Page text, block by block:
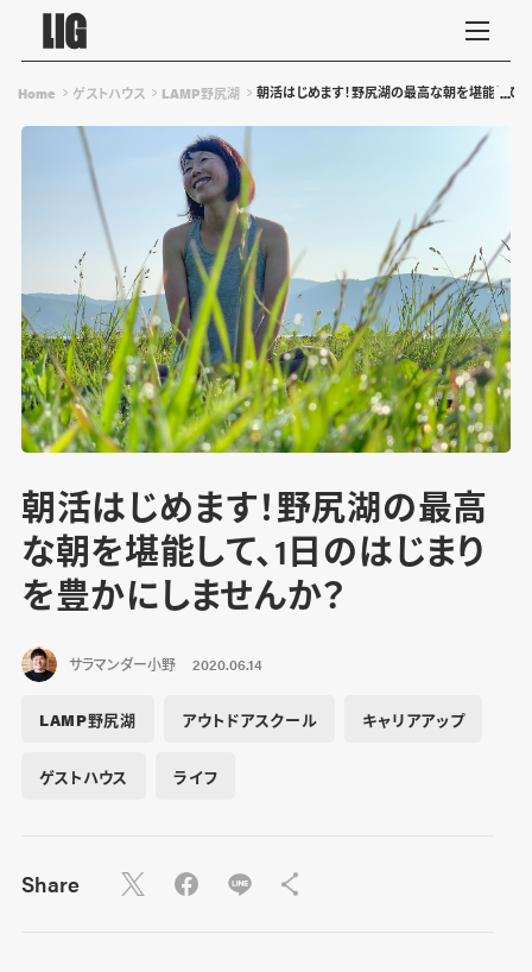
Home ゲストハウス LAMP野尻湖 朝活はじめます！野尻湖の最高な朝を堪能して、
朝活はじめます！野尻湖の最高
な朝を堪能して、1日のはじまり
を豊かにしませんか？
サラマンダー小野 2020.06.14
LAMP野尻湖 アウトドアスクール キャリアアップ
ゲストハウス ライフ
Share